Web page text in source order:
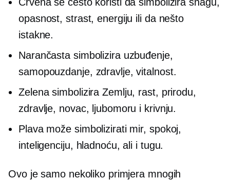
opasnost, strast, energiju ili da nešto
istakne.
Narančasta simbolizira uzbuđenje,
samopouzdanje, zdravlje, vitalnost.
Zelena simbolizira Zemlju, rast, prirodu,
zdravlje, novac, ljubomoru i krivnju.
Plava može simbolizirati mir, spokoj,
inteligenciju, hladnoću, ali i tugu.
Ovo je samo nekoliko primjera mnogih